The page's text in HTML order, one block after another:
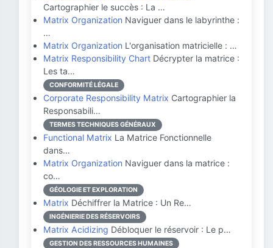
Cartographier le succès : La …
Matrix Organization Naviguer dans le labyrinthe :
…
Matrix Organization L'organisation matricielle : …
Matrix Responsibility Chart Décrypter la matrice :
Les ta…
CONFORMITÉ LÉGALE
Corporate Responsibility Matrix Cartographier la
Responsabili…
TERMES TECHNIQUES GÉNÉRAUX
Functional Matrix La Matrice Fonctionnelle
dans…
Matrix Organization Naviguer dans la matrice :
co…
GÉOLOGIE ET EXPLORATION
Matrix Déchiffrer la Matrice : Un Re…
INGÉNIERIE DES RÉSERVOIRS
Matrix Acidizing Débloquer le réservoir : Le p…
GESTION DES RESSOURCES HUMAINES